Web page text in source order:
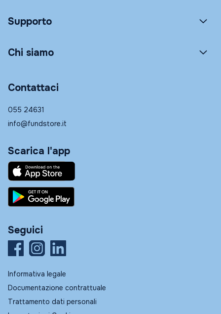
Supporto
Chi siamo
Contattaci
055 24631
info@fundstore.it
Scarica l'app
Seguici
Informativa legale
Documentazione contrattuale
Trattamento dati personali